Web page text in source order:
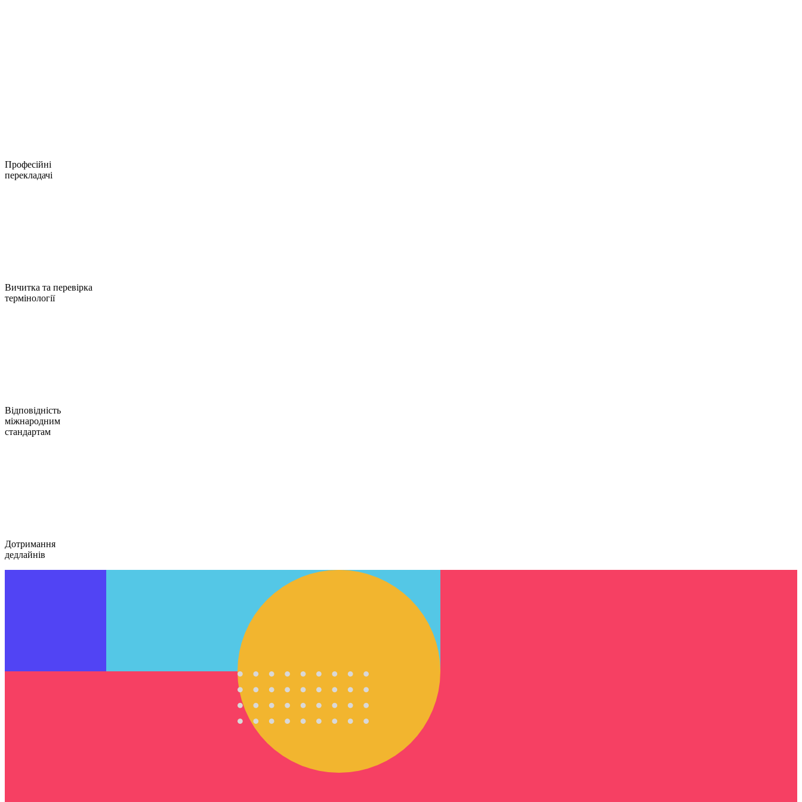
Професійні
перекладачі
Вичитка та перевірка
термінології
Відповідність
міжнародним
стандартам
Дотримання
дедлайнів